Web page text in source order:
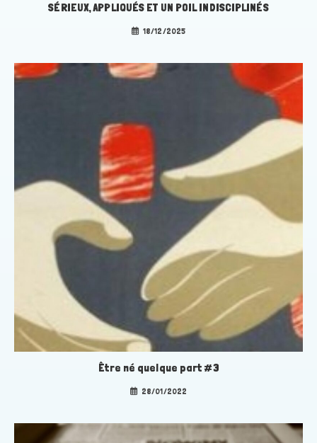
SÉRIEUX, APPLIQUÉS ET UN POIL INDISCIPLINÉS
18/12/2025
Être né quelque part #3
28/01/2022